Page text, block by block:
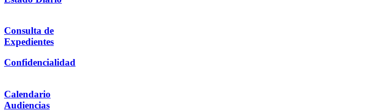
Consulta de
Expedientes
Confidencialidad
Calendario
Audiencias